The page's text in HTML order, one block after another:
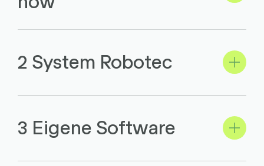
2 System Robotec
3 Eigene Software